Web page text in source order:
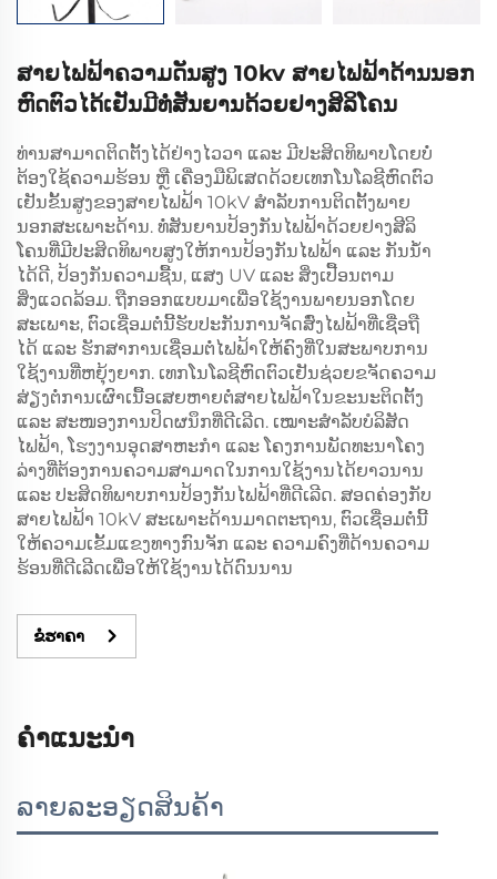
ສາຍໄຟຟ້າຄວາມດັນສູງ 10kv ສາຍໄຟຟ້າດ້ານນອກ
ຫົດຕົວໄດ້ເຢັນມີທໍ່ສັນຍານດ້ວຍຢາງສິລິໂຄນ
ທ່ານສາມາດຕິດຕັ້ງໄດ້ຢ່າງໄວວາ ແລະ ມີປະສິດທິພາບໂດຍບໍ່
ຕ້ອງໃຊ້ຄວາມຮ້ອນ ຫຼື ເຄື່ອງມືພິເສດດ້ວຍເທກໂນໂລຊີຫົດຕົວ
ເຢັນຂັ້ນສູງຂອງສາຍໄຟຟ້າ 10kV ສໍາລັບການຕິດຕັ້ງພາຍ
ນອກສະເພາະດ້ານ. ທໍ່ສັນຍານປ້ອງກັນໄຟຟ້າດ້ວຍຢາງສີລິ
ໂຄນທີ່ມີປະສິດທິພາບສູງໃຫ້ການປ້ອງກັນໄຟຟ້າ ແລະ ກັນນ້ໍາ
ໄດ້ດີ, ປ້ອງກັນຄວາມຊື້ນ, ແສງ UV ແລະ ສິ່ງເປື້ອນຕາມ
ສິ່ງແວດລ້ອມ. ຖືກອອກແບບມາເພື່ອໃຊ້ງານພາຍນອກໂດຍ
ສະເພາະ, ຕົວເຊື່ອມຕໍ່ນີ້ຮັບປະກັນການຈັດສົ່ງໄຟຟ້າທີ່ເຊື່ອຖື
ໄດ້ ແລະ ຮັກສາການເຊື່ອມຕໍ່ໄຟຟ້າໃຫ້ຄົງທີ່ໃນສະພາບການ
ໃຊ້ງານທີ່ຫຍຸ້ງຍາກ. ເທກໂນໂລຊີຫົດຕົວເຢັນຊ່ວຍຂຈັດຄວາມ
ສ່ຽງຕໍ່ການເຜົາເນື້ອເສຍຫາຍຕໍ່ສາຍໄຟຟ້າໃນຂະນະຕິດຕັ້ງ
ແລະ ສະໜອງການປິດຜນຶກທີ່ດີເລີດ. ເໝາະສໍາລັບບໍລິສັດ
ໄຟຟ້າ, ໂຮງງານອຸດສາຫະກໍາ ແລະ ໂຄງການພັດທະນາໂຄງ
ລ່າງທີ່ຕ້ອງການຄວາມສາມາດໃນການໃຊ້ງານໄດ້ຍາວນານ
ແລະ ປະສິດທິພາບການປ້ອງກັນໄຟຟ້າທີ່ດີເລີດ. ສອດຄ່ອງກັບ
ສາຍໄຟຟ້າ 10kV ສະເພາະດ້ານມາດຕະຖານ, ຕົວເຊື່ອມຕໍ່ນີ້
ໃຫ້ຄວາມເຂັ້ມແຂງທາງກົນຈັກ ແລະ ຄວາມຄົງທີ່ດ້ານຄວາມ
ຮ້ອນທີ່ດີເລີດເພື່ອໃຫ້ໃຊ້ງານໄດ້ດົນນານ
ຂໍຮາຄາ
ຄຳແນະນຳ
ລາຍລະອຽດສິນຄ້າ